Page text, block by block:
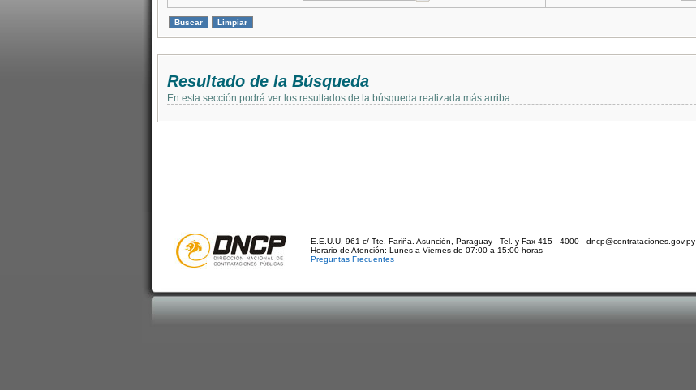
Resultado de la Búsqueda
En esta sección podrá ver los resultados de la búsqueda realizada más arriba
E.E.U.U. 961 c/ Tte. Fariña. Asunción, Paraguay - Tel. y Fax 415 - 4000 - dncp@contrataciones.gov.py
Horario de Atención: Lunes a Viernes de 07:00 a 15:00 horas
Preguntas Frecuentes